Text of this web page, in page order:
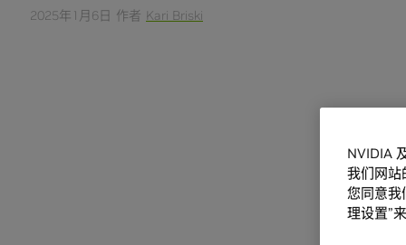
2025年1月6日 作者 Kari Briski
NVIDIA
我们网站
您同意我
理设置”